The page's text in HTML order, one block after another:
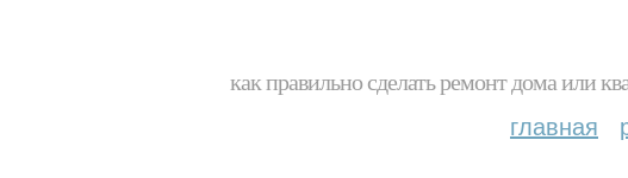
как правильно сделать ремонт дома или
главная